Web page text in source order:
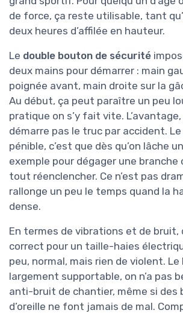
de force, ça reste utilisable, tant
deux heures d’affilée en hauteur.
Le double bouton de sécurité
deux mains pour démarrer : main
poignée avant, main droite sur la
Au début, ça peut paraître un peu
pratique on s’y fait vite. L’avantage,
démarre pas le truc par accident.
pénible, c’est que dès qu’on lâche
exemple pour dégager une
tout réenclencher. Ce n’est pas
rallonge un peu le temps quand la
dense.
En termes de vibrations et de bruit,
correct pour un taille-haies
peu, normal, mais rien de violent.
largement supportable, on n’a pas
anti-bruit de chantier, même si des
d’oreille ne font jamais de mal.